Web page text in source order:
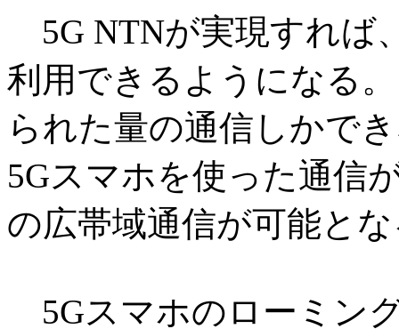
5G NTNが実現すれば
利用できるようになる
られた量の通信しかで
5Gスマホを使った通信
の広帯域通信が可能と
5Gスマホのローミン